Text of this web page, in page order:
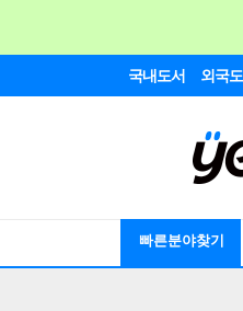
국내도서 외국
빠른분야찾기